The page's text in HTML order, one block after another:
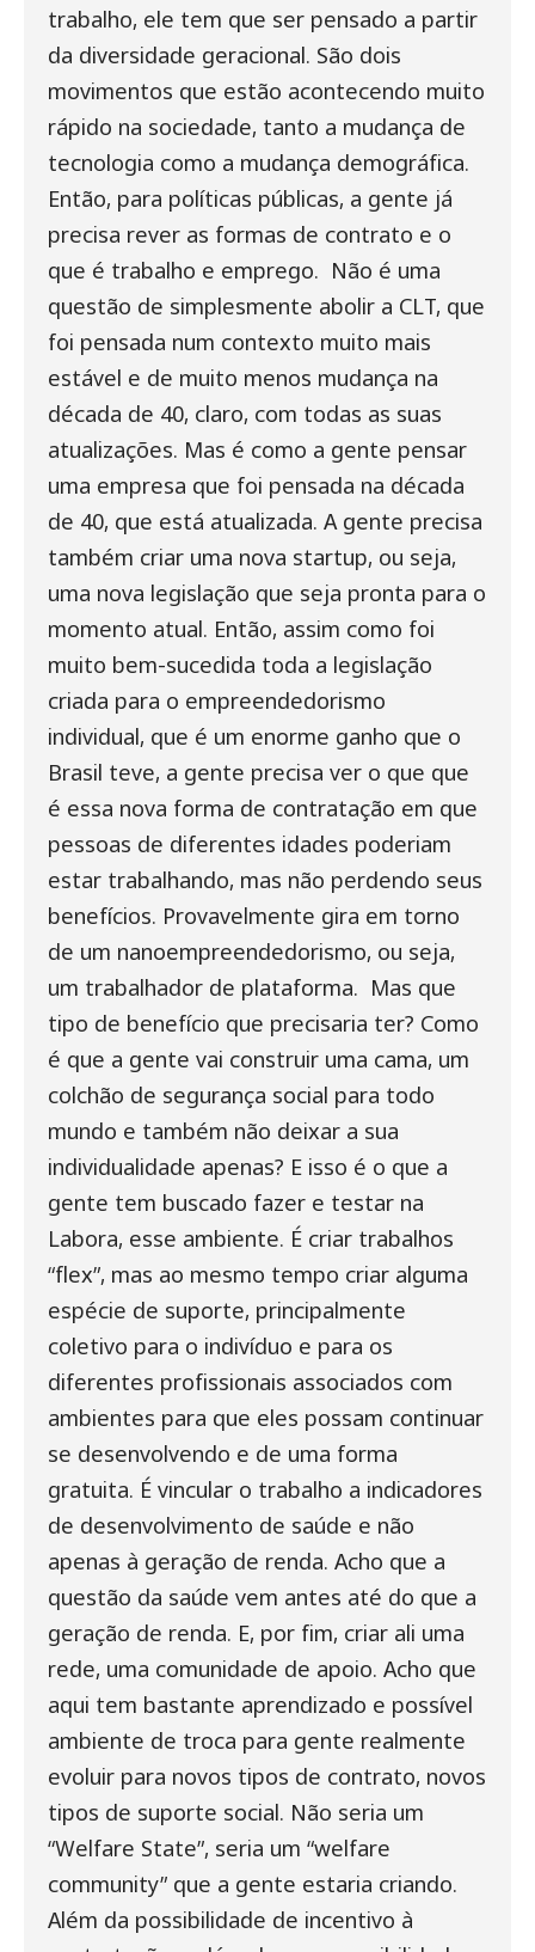
trabalho, ele tem que ser pensado a partir
da diversidade geracional. São dois
movimentos que estão acontecendo muito
rápido na sociedade, tanto a mudança de
tecnologia como a mudança demográfica.
Então, para políticas públicas, a gente já
precisa rever as formas de contrato e o
que é trabalho e emprego. Não é uma
questão de simplesmente abolir a CLT, que
foi pensada num contexto muito mais
estável e de muito menos mudança na
década de 40, claro, com todas as suas
atualizações. Mas é como a gente pensar
uma empresa que foi pensada na década
de 40, que está atualizada. A gente precisa
também criar uma nova startup, ou seja,
uma nova legislação que seja pronta para o
momento atual. Então, assim como foi
muito bem-sucedida toda a legislação
criada para o empreendedorismo
individual, que é um enorme ganho que o
Brasil teve, a gente precisa ver o que que
é essa nova forma de contratação em que
pessoas de diferentes idades poderiam
estar trabalhando, mas não perdendo seus
benefícios. Provavelmente gira em torno
de um nanoempreendedorismo, ou seja,
um trabalhador de plataforma. Mas que
tipo de benefício que precisaria ter? Como
é que a gente vai construir uma cama, um
colchão de segurança social para todo
mundo e também não deixar a sua
individualidade apenas? E isso é o que a
gente tem buscado fazer e testar na
Labora, esse ambiente. É criar trabalhos
“flex”, mas ao mesmo tempo criar alguma
espécie de suporte, principalmente
coletivo para o indivíduo e para os
diferentes profissionais associados com
ambientes para que eles possam continuar
se desenvolvendo e de uma forma
gratuita. É vincular o trabalho a indicadores
de desenvolvimento de saúde e não
apenas à geração de renda. Acho que a
questão da saúde vem antes até do que a
geração de renda. E, por fim, criar ali uma
rede, uma comunidade de apoio. Acho que
aqui tem bastante aprendizado e possível
ambiente de troca para gente realmente
evoluir para novos tipos de contrato, novos
tipos de suporte social. Não seria um
“Welfare State”, seria um “welfare
community” que a gente estaria criando.
Além da possibilidade de incentivo à